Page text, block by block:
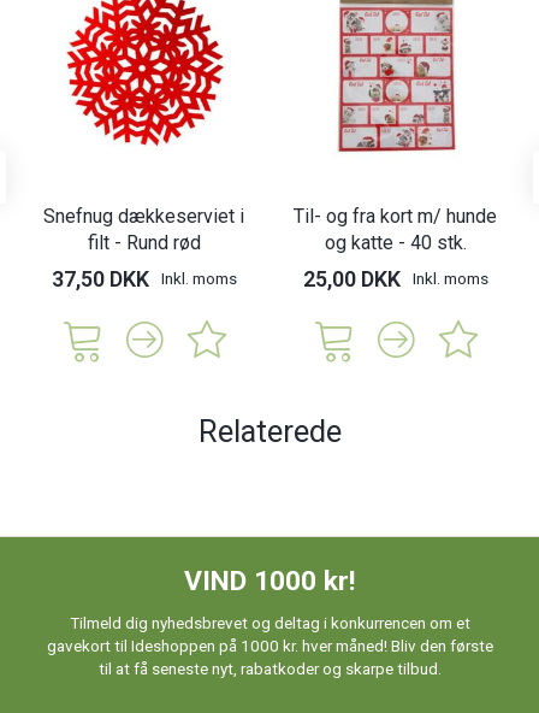
Snefnug dækkeserviet i
filt - Rund rød
37,50 DKK Inkl. moms
Til- og fra kort m/ hunde
og katte - 40 stk.
25,00 DKK Inkl. moms
Relaterede
VIND 1000 kr!
Tilmeld dig nyhedsbrevet og deltag i konkurrencen om et
gavekort til Ideshoppen på 1000 kr. hver måned! Bliv den første
til at få seneste nyt, rabatkoder og skarpe tilbud.